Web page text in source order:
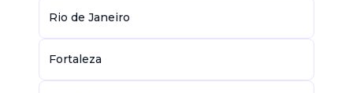
Rio de Janeiro
Fortaleza